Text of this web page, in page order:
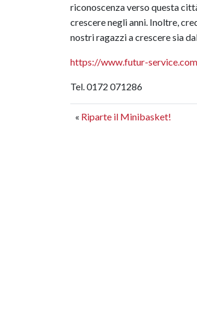
riconoscenza verso questa
crescere negli anni. Inoltre,
nostri ragazzi a crescere sia
https://www.futur-
Tel. 0172 071286
« Riparte il Minibasket!